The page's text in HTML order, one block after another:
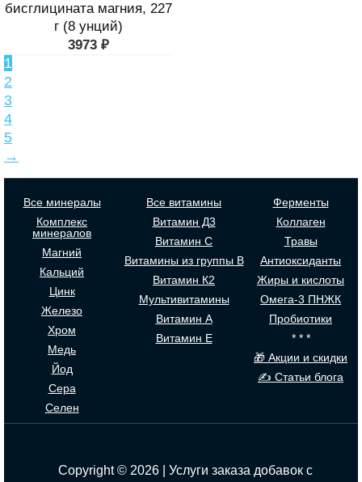
бисглицината магния, 227
г (8 унций)
3973 ₽
1
2
3
4
5
→
Все минералы
Комплекс
минералов
Магний
Кальций
Цинк
Железо
Хром
Медь
Йод
Сера
Селен
Все витамины
Витамин Д3
Витамин С
Витамины из группы В
Витамин К2
Мультивитамины
Витамин А
Витамин Е
Ферменты
Коллаген
Травы
Антиоксиданты
Жиры и кислоты
Омега-3 ПНЖК
Пробиотики
* * *
🎁 Акции и скидки
✍ Статьи блога
Copyright © 2026 | Услуги заказа добавок с